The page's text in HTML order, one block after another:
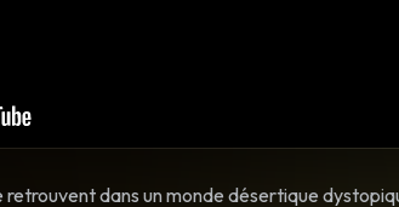
retrouvent dans un monde désertique